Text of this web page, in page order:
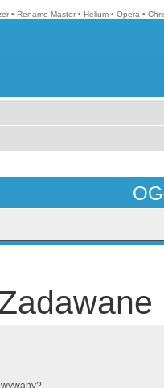
• Rename Master • Helium • Opera •